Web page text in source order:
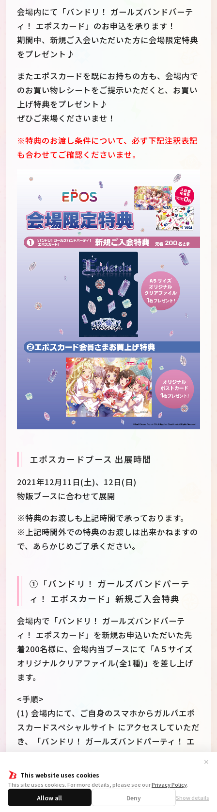
This website uses cookies
This site uses cookies. For more details, please see ourPrivacy Policy.
Allow all Deny Show details
✕
会場内にて「バンドリ！ ガールズバンドパーテ
ィ！ エポスカード」のお申込を承ります！
期間中、新規ご入会いただいた方に会場限定特典
をプレゼント♪
またエポスカードを既にお持ちの方も、会場内で
のお買い物レシートをご提示いただくと、お買い
上げ特典をプレゼント♪
ぜひご来場くださいませ！
※特典のお渡し条件について、必ず下記注釈表記
も合わせてご確認くださいませ。
エポスカードブース 出展時間
2021年12月11日(土)、12日(日)
物販ブースに合わせて展開
※特典のお渡しも上記時間で承っております。
※上記時間外での特典のお渡しは出来かねますの
で、あらかじめご了承ください。
①「バンドリ！ ガールズバンドパーテ
ィ！ エポスカード」新規ご入会特典
会場内で「バンドリ！ ガールズバンドパーテ
ィ！ エポスカード」を新規お申込いただいた先
着200名様に、会場内当ブースにて「A５サイズ
オリジナルクリアファイル(全1種)」を差し上げ
ます。
<手順>
(1) 会場内にて、ご自身のスマホからガルパエポ
スカードスペシャルサイト にアクセスしていただ
き、「バンドリ！ ガールズバンドパーティ！ エ
る「お申込み完了メール」に記載されている「受
付番号」を会場内当ブースの係員にお見せくださ